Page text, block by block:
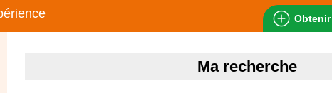
Obtenir
Ma recherche